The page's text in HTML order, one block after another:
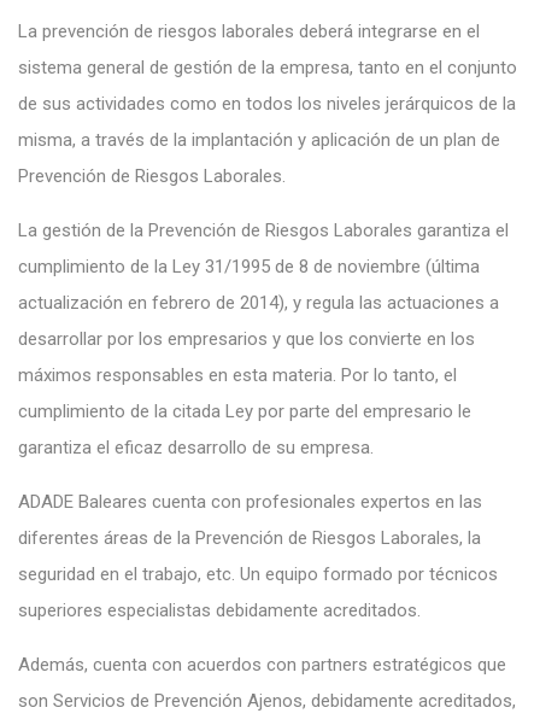
La prevención de riesgos laborales deberá integrarse en el
sistema general de gestión de la empresa, tanto en el conjunto
de sus actividades como en todos los niveles jerárquicos de la
misma, a través de la implantación y aplicación de un plan de
Prevención de Riesgos Laborales.
La gestión de la Prevención de Riesgos Laborales garantiza el
cumplimiento de la Ley 31/1995 de 8 de noviembre (última
actualización en febrero de 2014), y regula las actuaciones a
desarrollar por los empresarios y que los convierte en los
máximos responsables en esta materia. Por lo tanto, el
cumplimiento de la citada Ley por parte del empresario le
garantiza el eficaz desarrollo de su empresa.
ADADE Baleares cuenta con profesionales expertos en las
diferentes áreas de la Prevención de Riesgos Laborales, la
seguridad en el trabajo, etc. Un equipo formado por técnicos
superiores especialistas debidamente acreditados.
Además, cuenta con acuerdos con partners estratégicos que
son Servicios de Prevención Ajenos, debidamente acreditados,